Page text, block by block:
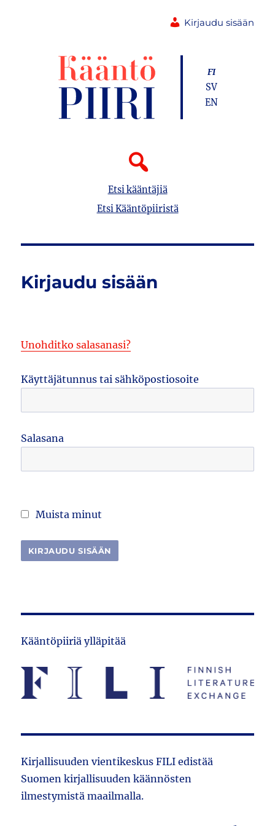
Kirjaudu sisään
Etsi kääntäjiä
Etsi Kääntöpiiristä
FI
SV
EN
Kirjaudu sisään
Unohditko salasanasi?
Käyttäjätunnus tai sähköpostiosoite
Salasana
Muista minut
Kääntöpiiriä ylläpitää
Kirjallisuuden vientikeskus FILI edistää
Suomen kirjallisuuden käännösten
ilmestymistä maailmalla.